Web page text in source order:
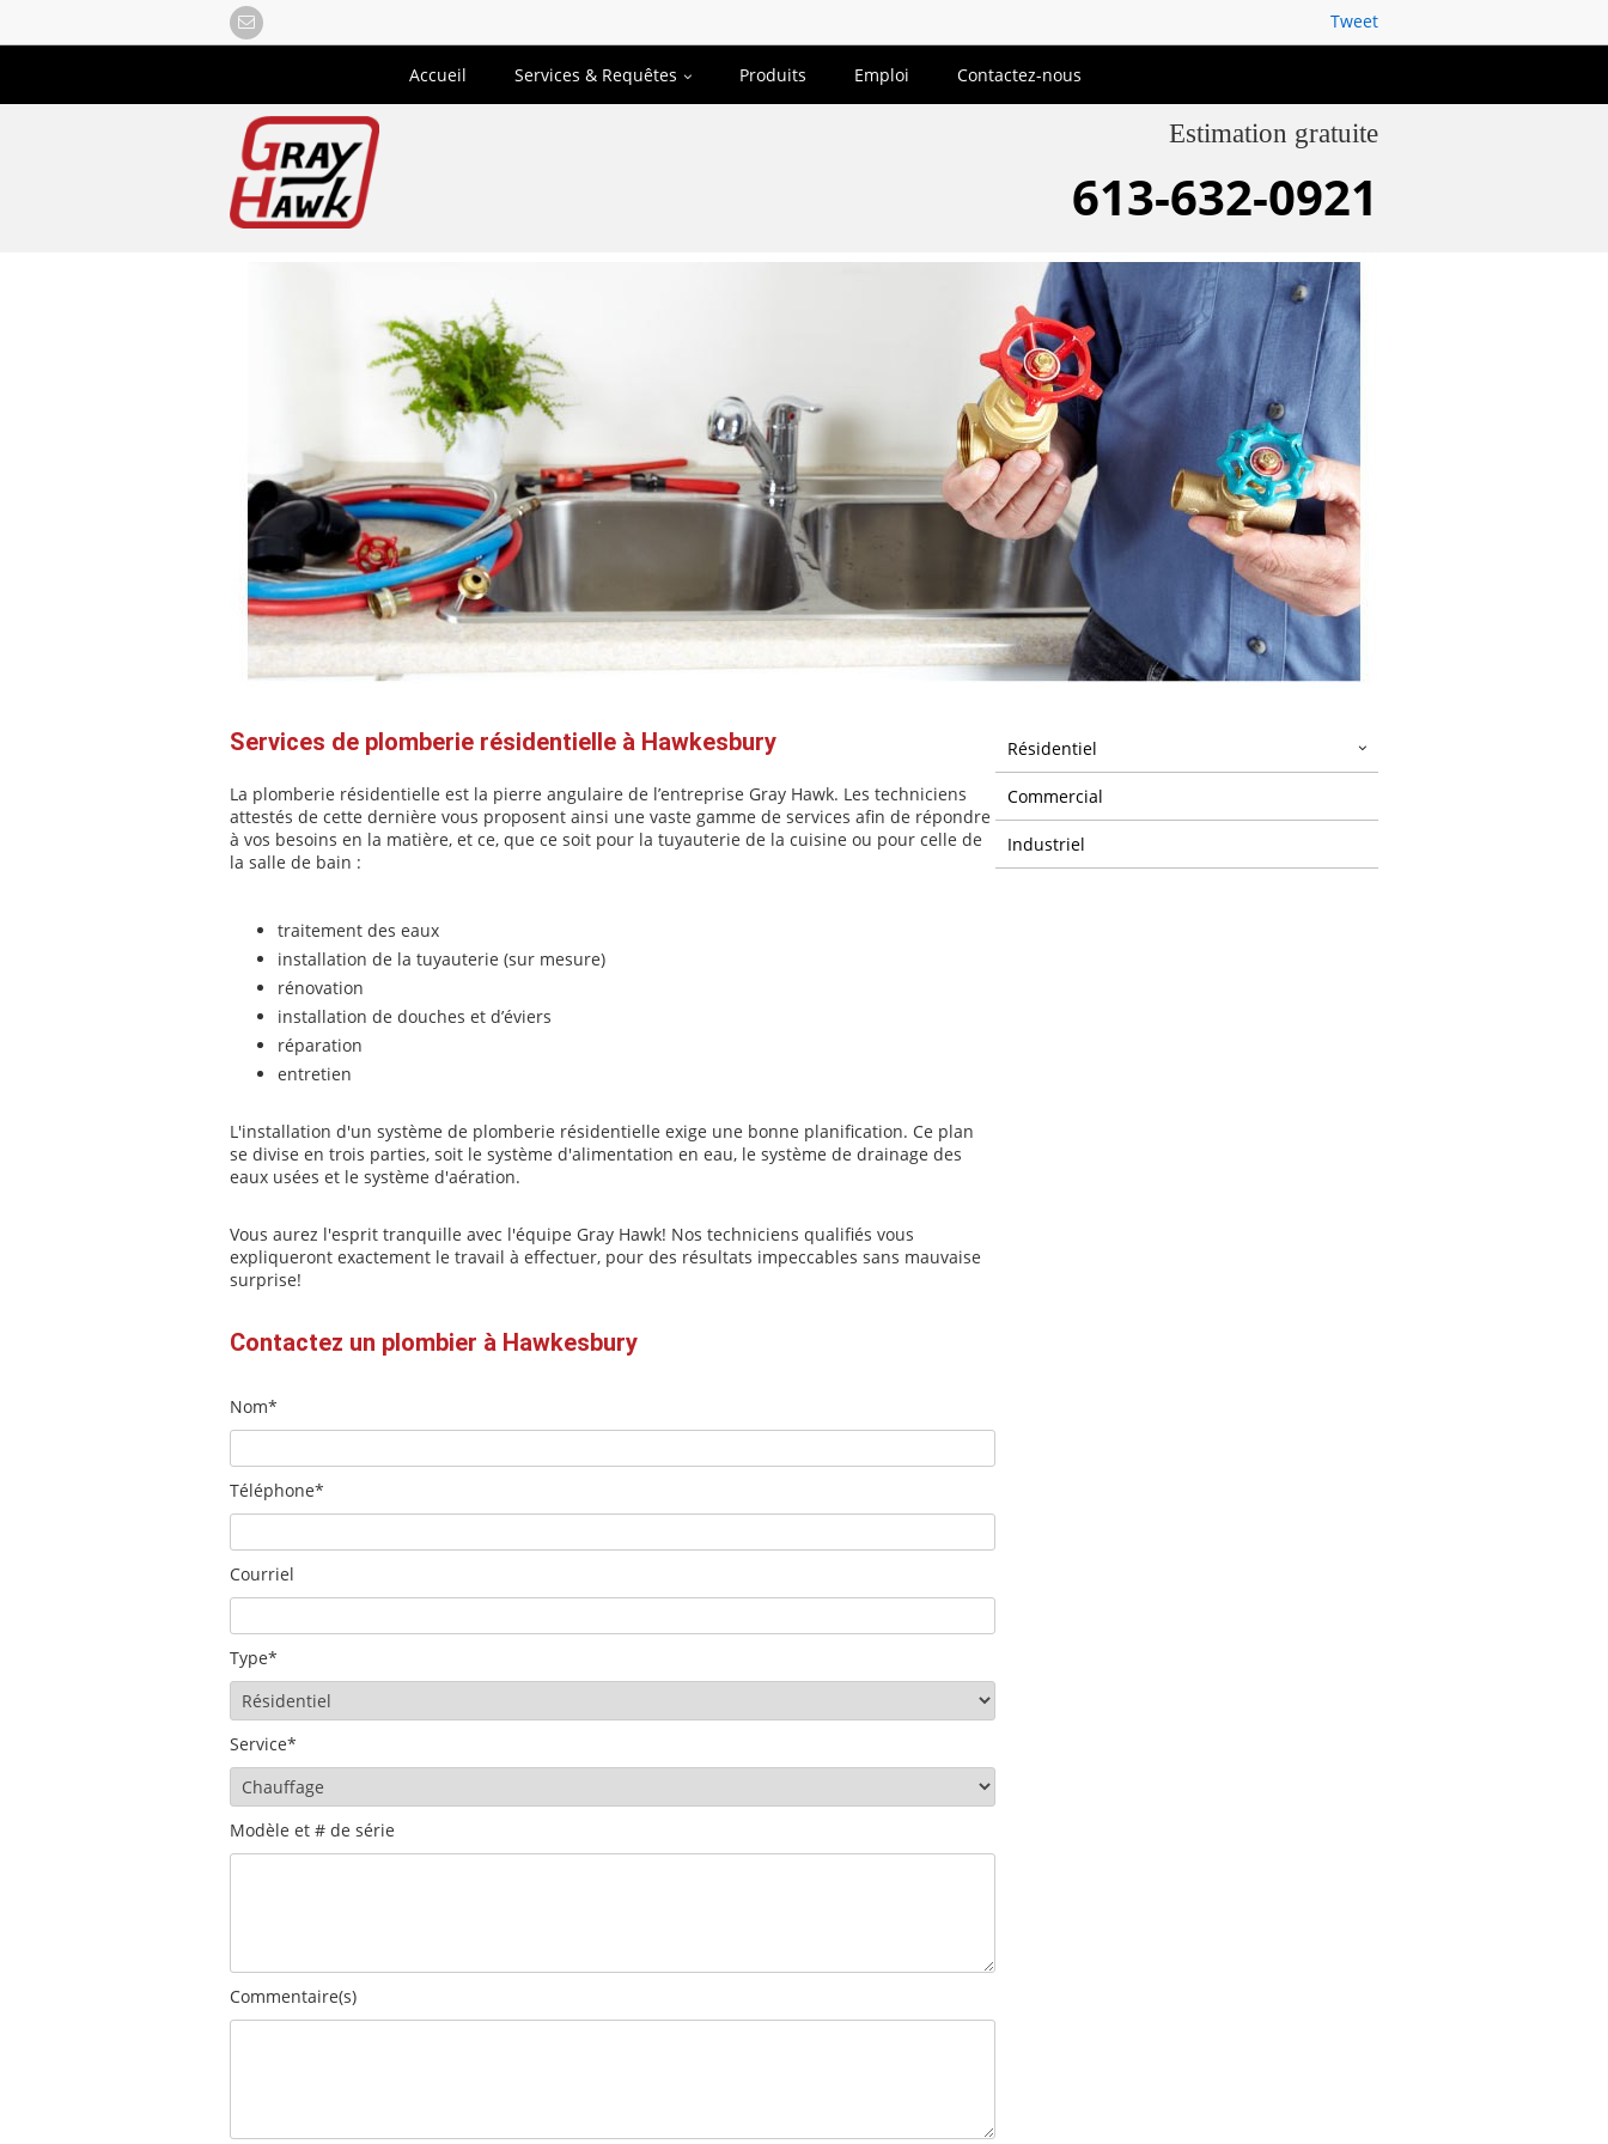
Tweet
Accueil Services & Requêtes Produits Emploi Contactez-nous
Estimation gratuite
613-632-0921
Services de plomberie résidentielle à Hawkesbury
La plomberie résidentielle est la pierre angulaire de l’entreprise Gray Hawk. Les techniciens
attestés de cette dernière vous proposent ainsi une vaste gamme de services afin de répondre
à vos besoins en la matière, et ce, que ce soit pour la tuyauterie de la cuisine ou pour celle de
la salle de bain :
traitement des eaux
installation de la tuyauterie (sur mesure)
rénovation
installation de douches et d’éviers
réparation
entretien
L'installation d'un système de plomberie résidentielle exige une bonne planification. Ce plan
se divise en trois parties, soit le système d'alimentation en eau, le système de drainage des
eaux usées et le système d'aération.
Vous aurez l'esprit tranquille avec l'équipe Gray Hawk! Nos techniciens qualifiés vous
expliqueront exactement le travail à effectuer, pour des résultats impeccables sans mauvaise
surprise!
Contactez un plombier à Hawkesbury
Nom*
Téléphone*
Courriel
Type*
Service*
Modèle et # de série
Commentaire(s)
Résidentiel
Commercial
Industriel